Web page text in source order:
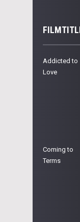
Addicted to
Love
Coming to
Terms